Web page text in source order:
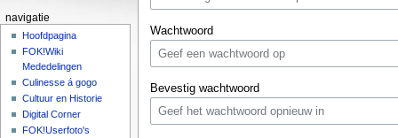
Wachtwoord
Bevestig wachtwoord
navigatie
Hoofdpagina
FOK!Wiki
Mededelingen
Culinesse á gogo
Cultuur en Historie
Digital Corner
FOK!Userfoto's